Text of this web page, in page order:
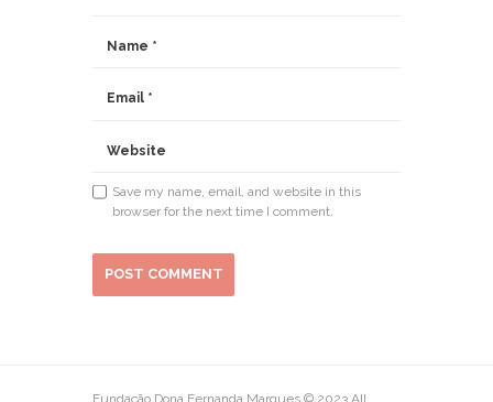
Save my name, email, and website in this
browser for the next time I comment.